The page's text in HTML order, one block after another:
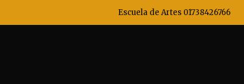
Escuela de Artes 01738426766